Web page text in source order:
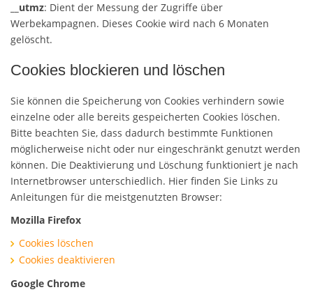
__utmz: Dient der Messung der Zugriffe über
Werbekampagnen. Dieses Cookie wird nach 6 Monaten
gelöscht.
Cookies blockieren und löschen
Sie können die Speicherung von Cookies verhindern sowie
einzelne oder alle bereits gespeicherten Cookies löschen.
Bitte beachten Sie, dass dadurch bestimmte Funktionen
möglicherweise nicht oder nur eingeschränkt genutzt werden
können. Die Deaktivierung und Löschung funktioniert je nach
Internetbrowser unterschiedlich. Hier finden Sie Links zu
Anleitungen für die meistgenutzten Browser:
Mozilla Firefox
Cookies löschen
Cookies deaktivieren
Google Chrome